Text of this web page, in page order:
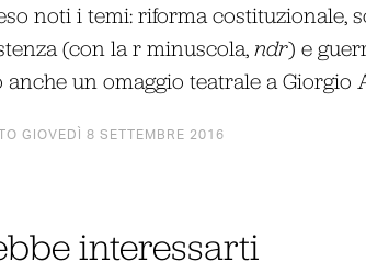
noti i temi: riforma costituzionale,
(con la r minuscola, ndr) e
anche un omaggio teatrale a Giorgio
GIOVEDÌ 8 SETTEMBRE 2016
interessarti